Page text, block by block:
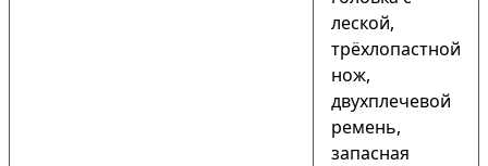
леской,
трёхлопастной
нож,
двухплечевой
ремень,
запасная